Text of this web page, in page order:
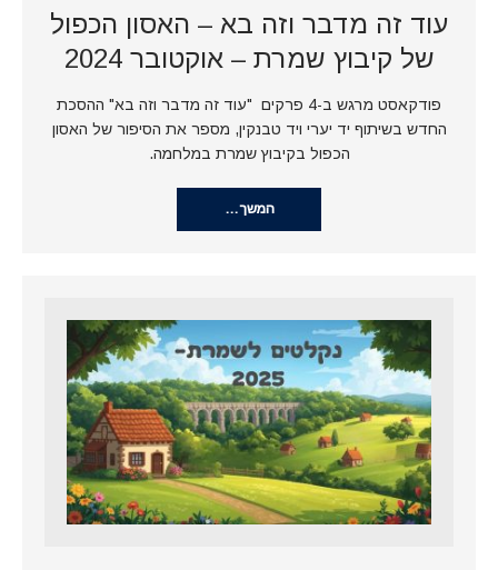
עוד זה מדבר וזה בא – האסון הכפול
של קיבוץ שמרת – אוקטובר 2024
פודקאסט מרגש ב-4 פרקים "עוד זה מדבר וזה בא" ההסכת
החדש בשיתוף יד יערי ויד טבנקין, מספר את הסיפור של האסון
הכפול בקיבוץ שמרת במלחמה.
המשך…